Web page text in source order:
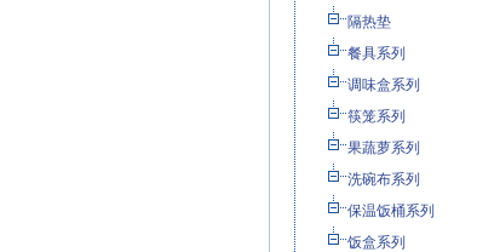
隔热垫
餐具系列
调味盒系列
筷笼系列
果蔬萝系列
洗碗布系列
保温饭桶系列
饭盒系列